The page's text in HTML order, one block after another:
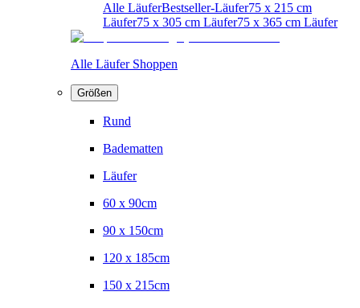
Alle LäuferBestseller-Läufer75 x 215 cm
Läufer75 x 305 cm Läufer75 x 365 cm Läufer
Alle Läufer Shoppen
Größen
Rund
Badematten
Läufer
60 x 90cm
90 x 150cm
120 x 185cm
150 x 215cm